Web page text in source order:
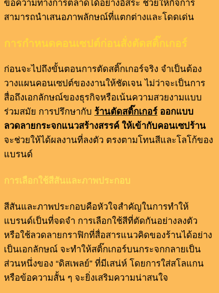
ข้อความทางการตลาดได้อย่างอิสระ ช่วยให้กิจการ
สามารถนำเสนอภาพลักษณ์ที่แตกต่างและโดดเด่น
การกำหนดคอนเซปต์ก่อนสั่งตัดสติ๊กเกอร์
ก่อนจะไปถึงขั้นตอนการตัดสติ๊กเกอร์จริง จำเป็นต้อง
วางแผนคอนเซปต์ของงานให้ชัดเจน ไม่ว่าจะเป็นการ
สื่อถึงเอกลักษณ์ของธุรกิจหรือเน้นความสวยงามแบบ
ร่วมสมัย การปรึกษากับ ร้านตัดสติ๊กเกอร์ออกแบบ
ลวดลายกระจกแนวสร้างสรรค์ ให้เข้ากับคอนเซปร้าน
จะช่วยให้ได้ผลงานที่ลงตัว ตรงตามโทนสีและโลโก้ของ
แบรนด์
การเลือกใช้สีสันและภาพประกอบ
สีสันและภาพประกอบคือหัวใจสำคัญในการทำให้
แบรนด์เป็นที่จดจำ การเลือกใช้สีที่ตัดกันอย่างลงตัว
หรือใช้ลวดลายกราฟิกที่สื่อสารแนวคิดของร้านได้อย่าง
เป็นเอกลักษณ์ จะทำให้สติ๊กเกอร์บนกระจกกลายเป็น
ส่วนหนึ่งของ “ดิสเพลย์” ที่มีเสน่ห์ โดยการใส่สโลแกน
หรือข้อความสั้น ๆ จะยิ่งเสริมความน่าสนใจ